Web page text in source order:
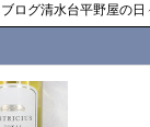
ブログ清水台平野屋の日